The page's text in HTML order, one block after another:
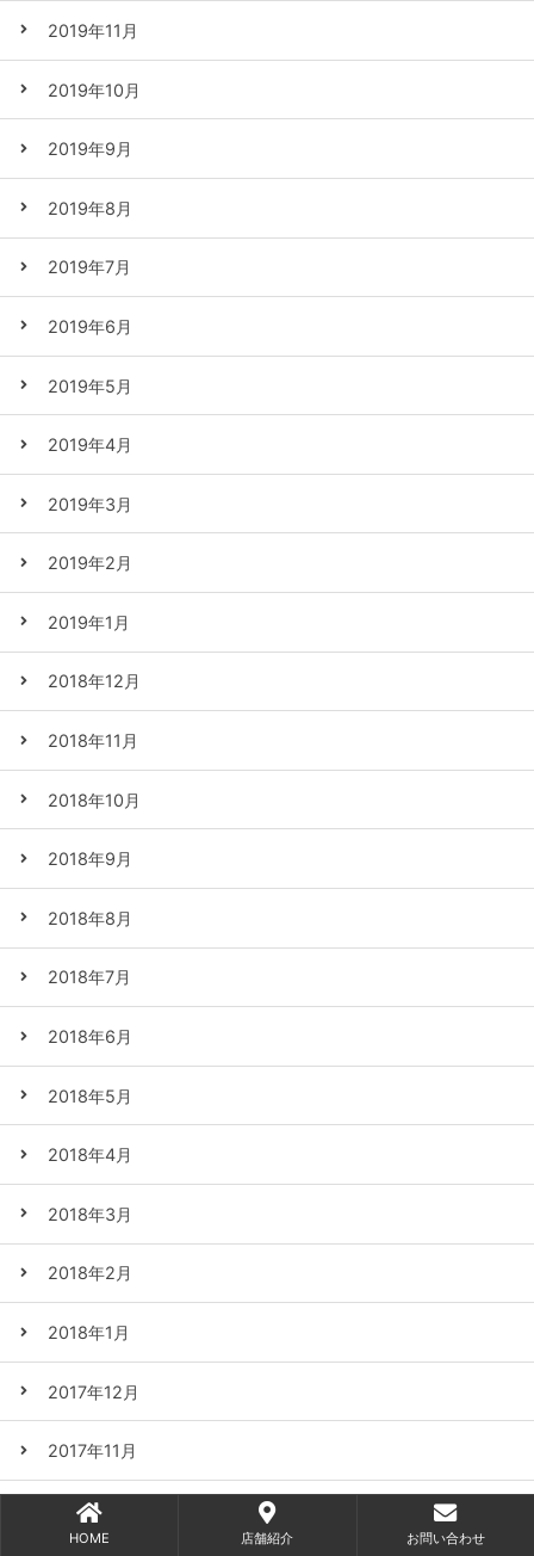
2019年11月
2019年10月
2019年9月
2019年8月
2019年7月
2019年6月
2019年5月
2019年4月
2019年3月
2019年2月
2019年1月
2018年12月
2018年11月
2018年10月
2018年9月
2018年8月
2018年7月
2018年6月
2018年5月
2018年4月
2018年3月
2018年2月
2018年1月
2017年12月
2017年11月
2017年10月
HOME 店舗紹介 お問い合わせ